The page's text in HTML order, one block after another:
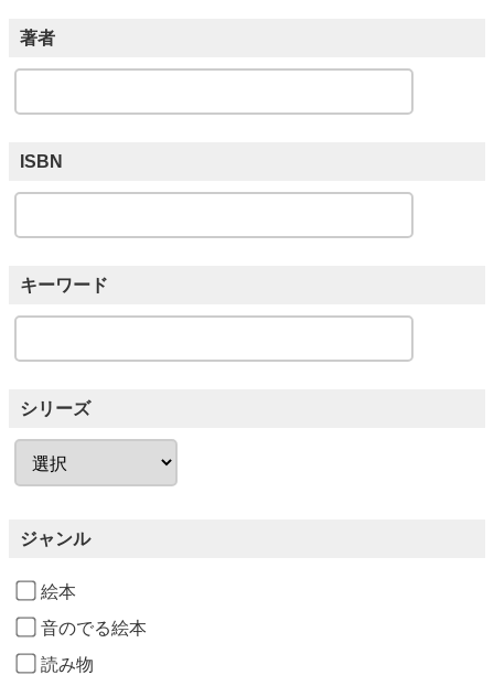
著者
ISBN
キーワード
シリーズ
ジャンル
絵本
音のでる絵本
読み物